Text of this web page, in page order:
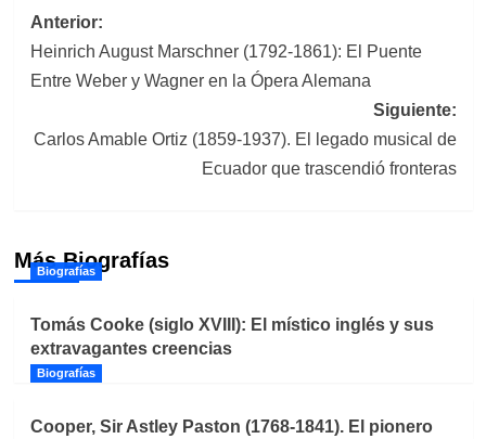
Navegación
de
entradas
Anterior:
Heinrich August Marschner (1792-1861): El Puente
Entre Weber y Wagner en la Ópera Alemana
Siguiente:
Carlos Amable Ortiz (1859-1937). El legado musical de
Ecuador que trascendió fronteras
Más Biografías
Biografías
Tomás Cooke (siglo XVIII): El místico inglés y sus
extravagantes creencias
Biografías
Cooper, Sir Astley Paston (1768-1841). El pionero